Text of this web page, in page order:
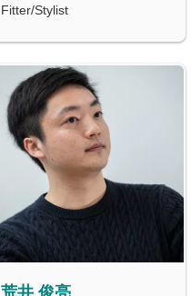
Fitter/Stylist
荒井 俊亮